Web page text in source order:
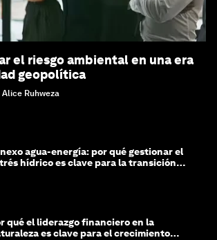
el riesgo ambiental en una era
geopolítica
Ruhweza
agua-energía: por qué gestionar el
hídrico es clave para la transición
qué el liderazgo financiero en la
es clave para el crecimiento